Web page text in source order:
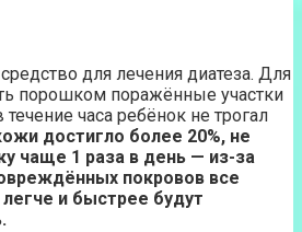
для лечения диатеза. Для
порошком поражённые участки
часа ребёнок не трогал
достигло более 20%, не
чаще 1 раза в день — из-за
покровов все
и быстрее будут